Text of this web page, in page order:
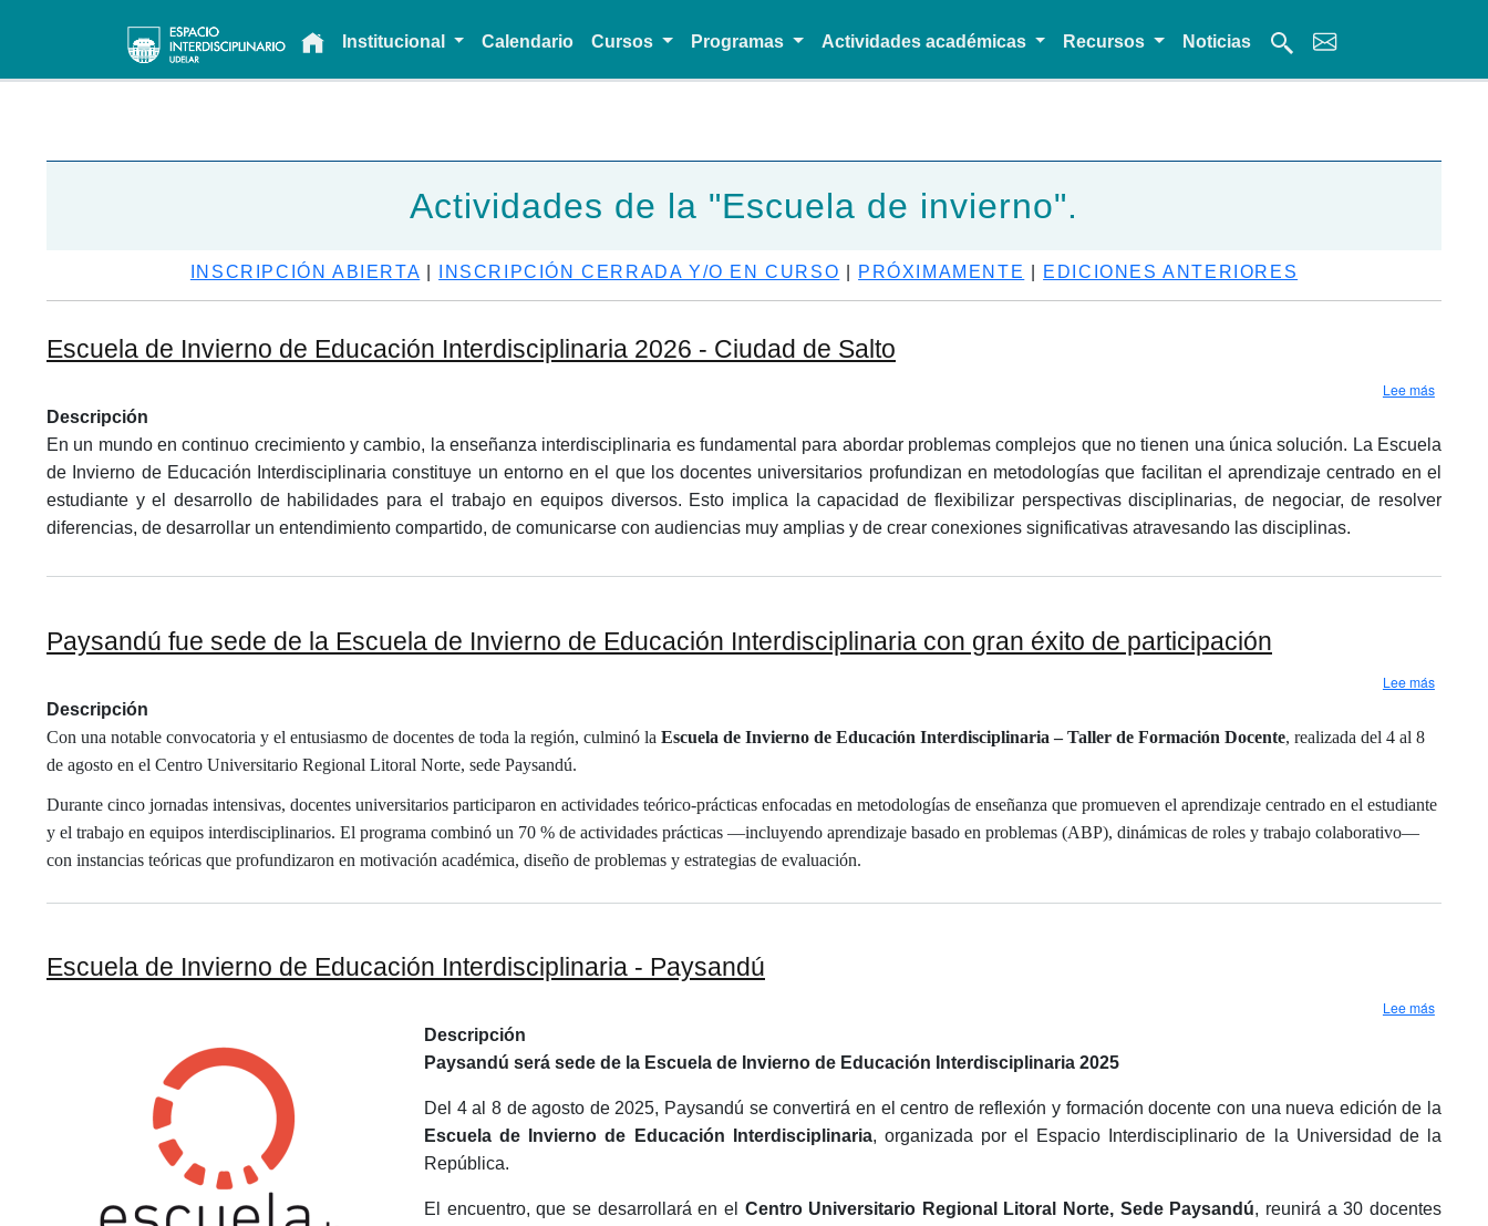
Main navigationInstitucional Calendario Cursos Programas Actividades académicas Recursos Noticias
Actividades de la "Escuela de invierno".
INSCRIPCIÓN ABIERTA INSCRIPCIÓN CERRADA Y/O EN CURSO PRÓXIMAMENTE EDICIONES ANTERIORES
Escuela de Invierno de Educación Interdisciplinaria 2026 - Ciudad de Salto
Lee mássobre
Descripción
En un mundo en continuo crecimiento y cambio, la enseñanza interdisciplinaria es fundamental para abordar problemas complejos que no tienen una única solución. La Escuela
de Invierno de Educación Interdisciplinaria constituye un entorno en el que los docentes universitarios profundizan en metodologías que facilitan el aprendizaje centrado en el
estudiante y el desarrollo de habilidades para el trabajo en equipos diversos. Esto implica la capacidad de flexibilizar perspectivas disciplinarias, de negociar, de resolver
diferencias, de desarrollar un entendimiento compartido, de comunicarse con audiencias muy amplias y de crear conexiones significativas atravesando las disciplinas.
Paysandú fue sede de la Escuela de Invierno de Educación Interdisciplinaria con gran éxito de participación
Lee mássobre
Descripción
Con una notable convocatoria y el entusiasmo de docentes de toda la región, culminó la Escuela de Invierno de Educación Interdisciplinaria – Taller de Formación Docente, realizada del 4 al 8
de agosto en el Centro Universitario Regional Litoral Norte, sede Paysandú.
Durante cinco jornadas intensivas, docentes universitarios participaron en actividades teórico-prácticas enfocadas en metodologías de enseñanza que promueven el aprendizaje centrado en el estudiante
y el trabajo en equipos interdisciplinarios. El programa combinó un 70 % de actividades prácticas —incluyendo aprendizaje basado en problemas (ABP), dinámicas de roles y trabajo colaborativo—
con instancias teóricas que profundizaron en motivación académica, diseño de problemas y estrategias de evaluación.
Escuela de Invierno de Educación Interdisciplinaria - Paysandú
Lee mássobre
Descripción
Paysandú será sede de la Escuela de Invierno de Educación Interdisciplinaria 2025
Del 4 al 8 de agosto de 2025, Paysandú se convertirá en el centro de reflexión y formación docente con una nueva edición de la
Escuela de Invierno de Educación Interdisciplinaria, organizada por el Espacio Interdisciplinario de la Universidad de la
República.
El encuentro, que se desarrollará en el Centro Universitario Regional Litoral Norte, Sede Paysandú, reunirá a 30 docentes